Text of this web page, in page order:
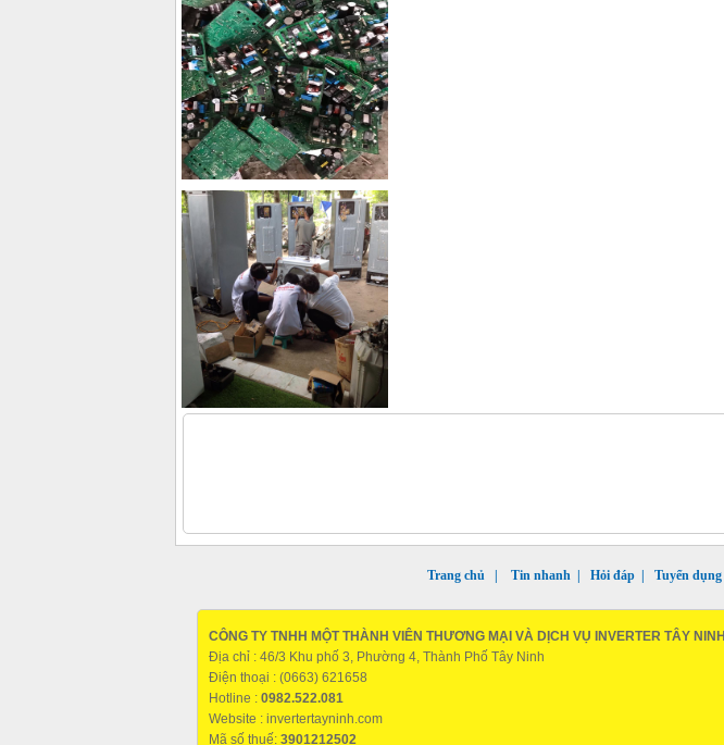
Trang chủ Tin nhanh Hỏi đáp Tuyển dụng
CÔNG TY TNHH MỘT THÀNH VIÊN THƯƠNG MẠI VÀ DỊCH VỤ INVERTER TÂY NINH
Địa chỉ : 46/3 Khu phố 3, Phường 4, Thành Phố Tây Ninh
Điện thoại : (0663) 621658
Hotline : 0982.522.081
Website : invertertayninh.com
Mã số thuế: 3901212502